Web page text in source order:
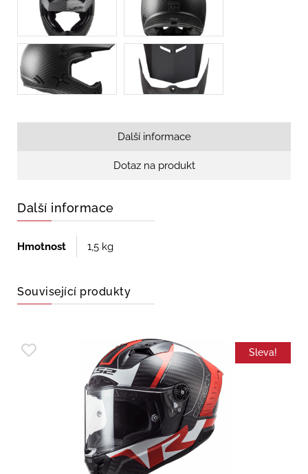
Další informace
Dotaz na produkt
Další informace
Hmotnost 1,5 kg
Související produkty
Sleva!